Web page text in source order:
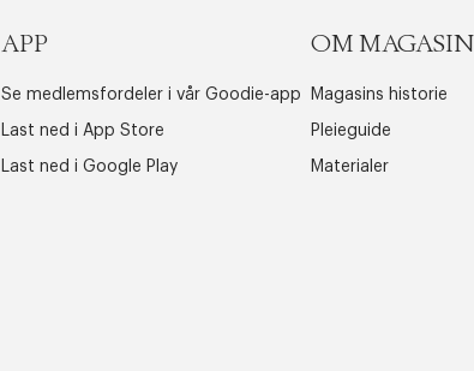
APP
Se medlemsfordeler i vår Goodie-app
Last ned i App Store
Last ned i Google Play
OM MAGASIN
Magasins historie
Pleieguide
Materialer